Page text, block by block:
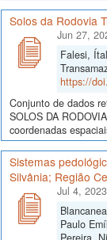
Solos da Rodovia
Jun 27,
Falesi,
https://
Conjunto de dados
SOLOS DA
coordenadas
Sistemas
Silvânia; Região
Jul 4, 2023
Paulo